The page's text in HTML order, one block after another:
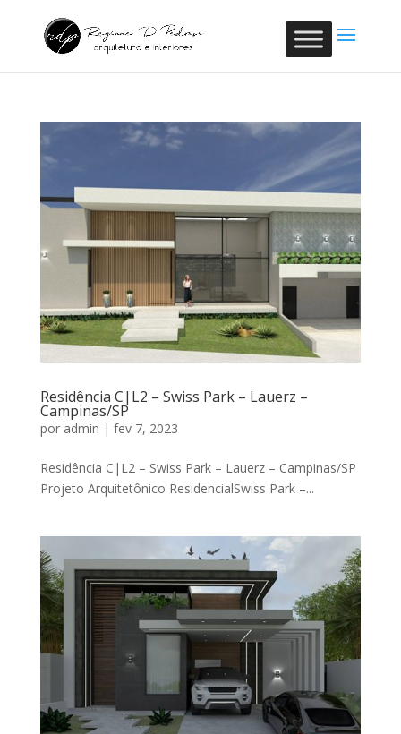
Residência C|L2 – Swiss Park – Lauerz –
Campinas/SP
por admin | fev 7, 2023
Residência C|L2 – Swiss Park – Lauerz – Campinas/SP
Projeto Arquitetônico ResidencialSwiss Park –...